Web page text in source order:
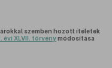
szemben hozott ítéletek
évi XLVII. törvénymódosítása